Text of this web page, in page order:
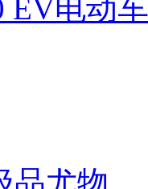
EV电动车
品尤物